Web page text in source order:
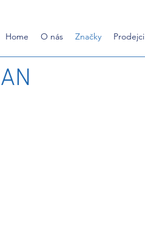
Home O nás Značky Prodejci